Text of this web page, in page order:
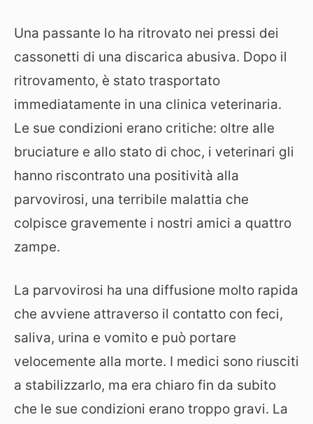
Una passante lo ha ritrovato nei pressi dei
cassonetti di una discarica abusiva. Dopo il
ritrovamento, è stato trasportato
immediatamente in una clinica veterinaria.
Le sue condizioni erano critiche: oltre alle
bruciature e allo stato di choc, i veterinari gli
hanno riscontrato una positività alla
parvovirosi, una terribile malattia che
colpisce gravemente i nostri amici a quattro
zampe.
La parvovirosi ha una diffusione molto rapida
che avviene attraverso il contatto con feci,
saliva, urina e vomito e può portare
velocemente alla morte. I medici sono riusciti
a stabilizzarlo, ma era chiaro fin da subito
che le sue condizioni erano troppo gravi. La